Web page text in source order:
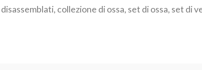
collezione di ossa, set di ossa, set